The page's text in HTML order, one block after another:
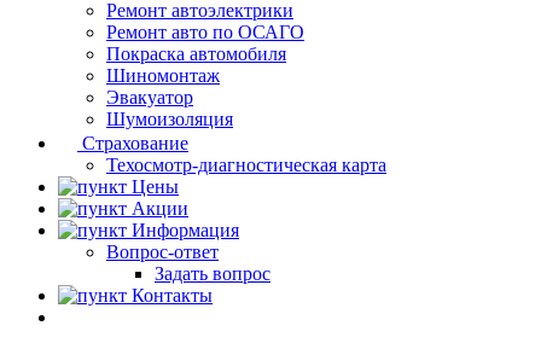
Ремонт автоэлектрики
Ремонт авто по ОСАГО
Покраска автомобиля
Шиномонтаж
Эвакуатор
Шумоизоляция
Страхование
Техосмотр-диагностическая карта
Цены
Акции
Информация
Вопрос-ответ
Задать вопрос
Контакты